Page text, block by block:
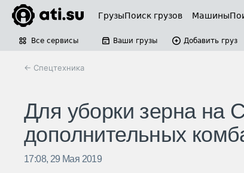
ГрузыПоиск грузов Машины
Все сервисы Ваши грузы Добавить груз
← Спецтехника
Для уборки зерна на
дополнительных
17:08, 29 Мая 2019